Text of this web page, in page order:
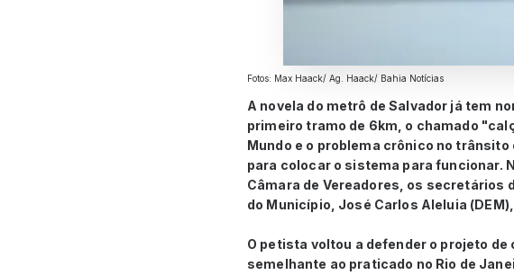
Fotos: Max Haack/ Ag. Haack/ Bahia Notícias
A novela do metrô de Salvador já tem
primeiro tramo de 6km, o chamado
Mundo e o problema crônico no
para colocar o sistema para funcionar.
Câmara de Vereadores, os secretários
do Município, José Carlos Aleluia
O petista voltou a defender o projeto
semelhante ao praticado no Rio de